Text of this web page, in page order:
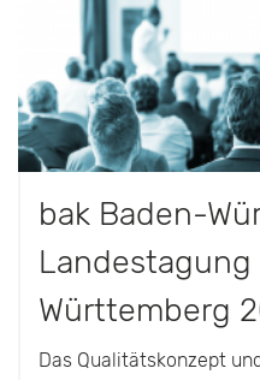
bak Baden-
Württemberg
Das Qualitätskonzept